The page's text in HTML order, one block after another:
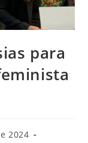
para
2024